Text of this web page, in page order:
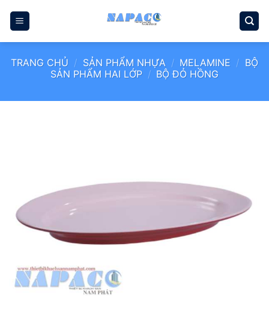
qua
TRANG CHỦ / SẢN PHẨM NHỰA / MELAMINE / BỘ
SẢN PHẨM HAI LỚP / BỘ ĐỎ HỒNG